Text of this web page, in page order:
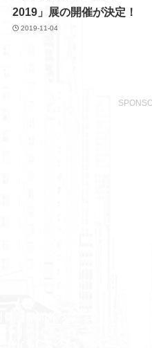
2019」展の開催が決定！
2019-11-04